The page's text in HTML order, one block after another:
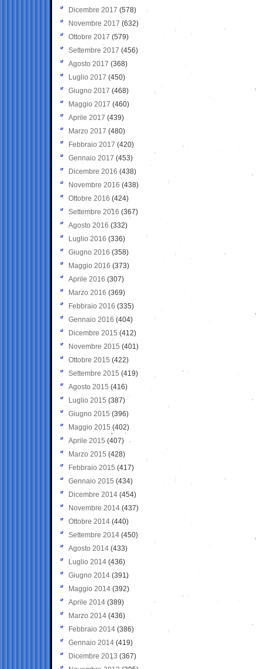
Dicembre 2017 (578)
Novembre 2017 (632)
Ottobre 2017 (579)
Settembre 2017 (456)
Agosto 2017 (368)
Luglio 2017 (450)
Giugno 2017 (468)
Maggio 2017 (460)
Aprile 2017 (439)
Marzo 2017 (480)
Febbraio 2017 (420)
Gennaio 2017 (453)
Dicembre 2016 (438)
Novembre 2016 (438)
Ottobre 2016 (424)
Settembre 2016 (367)
Agosto 2016 (332)
Luglio 2016 (336)
Giugno 2016 (358)
Maggio 2016 (373)
Aprile 2016 (307)
Marzo 2016 (369)
Febbraio 2016 (335)
Gennaio 2016 (404)
Dicembre 2015 (412)
Novembre 2015 (401)
Ottobre 2015 (422)
Settembre 2015 (419)
Agosto 2015 (416)
Luglio 2015 (387)
Giugno 2015 (396)
Maggio 2015 (402)
Aprile 2015 (407)
Marzo 2015 (428)
Febbraio 2015 (417)
Gennaio 2015 (434)
Dicembre 2014 (454)
Novembre 2014 (437)
Ottobre 2014 (440)
Settembre 2014 (450)
Agosto 2014 (433)
Luglio 2014 (436)
Giugno 2014 (391)
Maggio 2014 (392)
Aprile 2014 (389)
Marzo 2014 (436)
Febbraio 2014 (386)
Gennaio 2014 (419)
Dicembre 2013 (367)